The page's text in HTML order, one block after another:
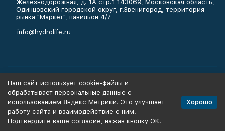
Железнодорожная, д. 1А стр.1 143069, Московская область,
Одинцовский городской округ, г.Звенигород, территория
рынка "Маркет", павильон 4/7
info@hydrolife.ru
Информация
Наш сайт использует cookie-файлы и
обрабатывает персональные данные с
использованием Яндекс Метрики. Это улучшает
работу сайта и взаимодействие с ним.
Подтвердите ваше согласие, нажав кнопку ОК.
Хорошо